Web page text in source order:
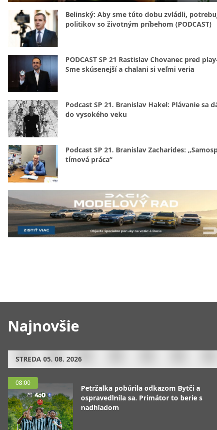
Najnovšie
STREDA 05. 08. 2026
08:00
Petržalka pobúrila odkazom Bytči a
ospravedlnila sa. Primátor to berie s
nadhľadom
Belinský: Aby sme túto dobu zvládli,
politikov so životným príbehom (PODCAST)
PODCAST SP 21 Rastislav Chovanec pred
Sme skúsenejší a chalani si veľmi veria
Podcast SP 21. Branislav Hakel: Plávanie sa
do vysokého veku
Podcast SP 21. Branislav Zacharides:
tímová práca“